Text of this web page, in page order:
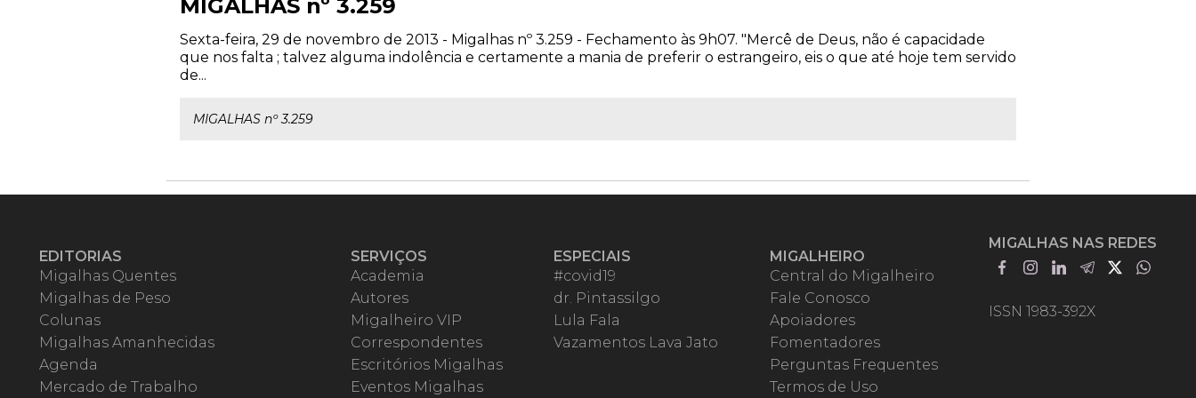
MIGALHAS nº 3.259
Sexta-feira, 29 de novembro de 2013 - Migalhas nº 3.259 - Fechamento às 9h07. "Mercê de Deus, não é capacidade
que nos falta ; talvez alguma indolência e certamente a mania de preferir o estrangeiro, eis o que até hoje tem servido
de...
MIGALHAS nº 3.259
EDITORIAS
Migalhas Quentes
Migalhas de Peso
Colunas
Migalhas Amanhecidas
Agenda
Mercado de Trabalho
SERVIÇOS
Academia
Autores
Migalheiro VIP
Correspondentes
Escritórios Migalhas
Eventos Migalhas
ESPECIAIS
#covid19
dr. Pintassilgo
Lula Fala
Vazamentos Lava Jato
MIGALHEIRO
Central do Migalheiro
Fale Conosco
Apoiadores
Fomentadores
Perguntas Frequentes
Termos de Uso
MIGALHAS NAS REDES
ISSN 1983-392X